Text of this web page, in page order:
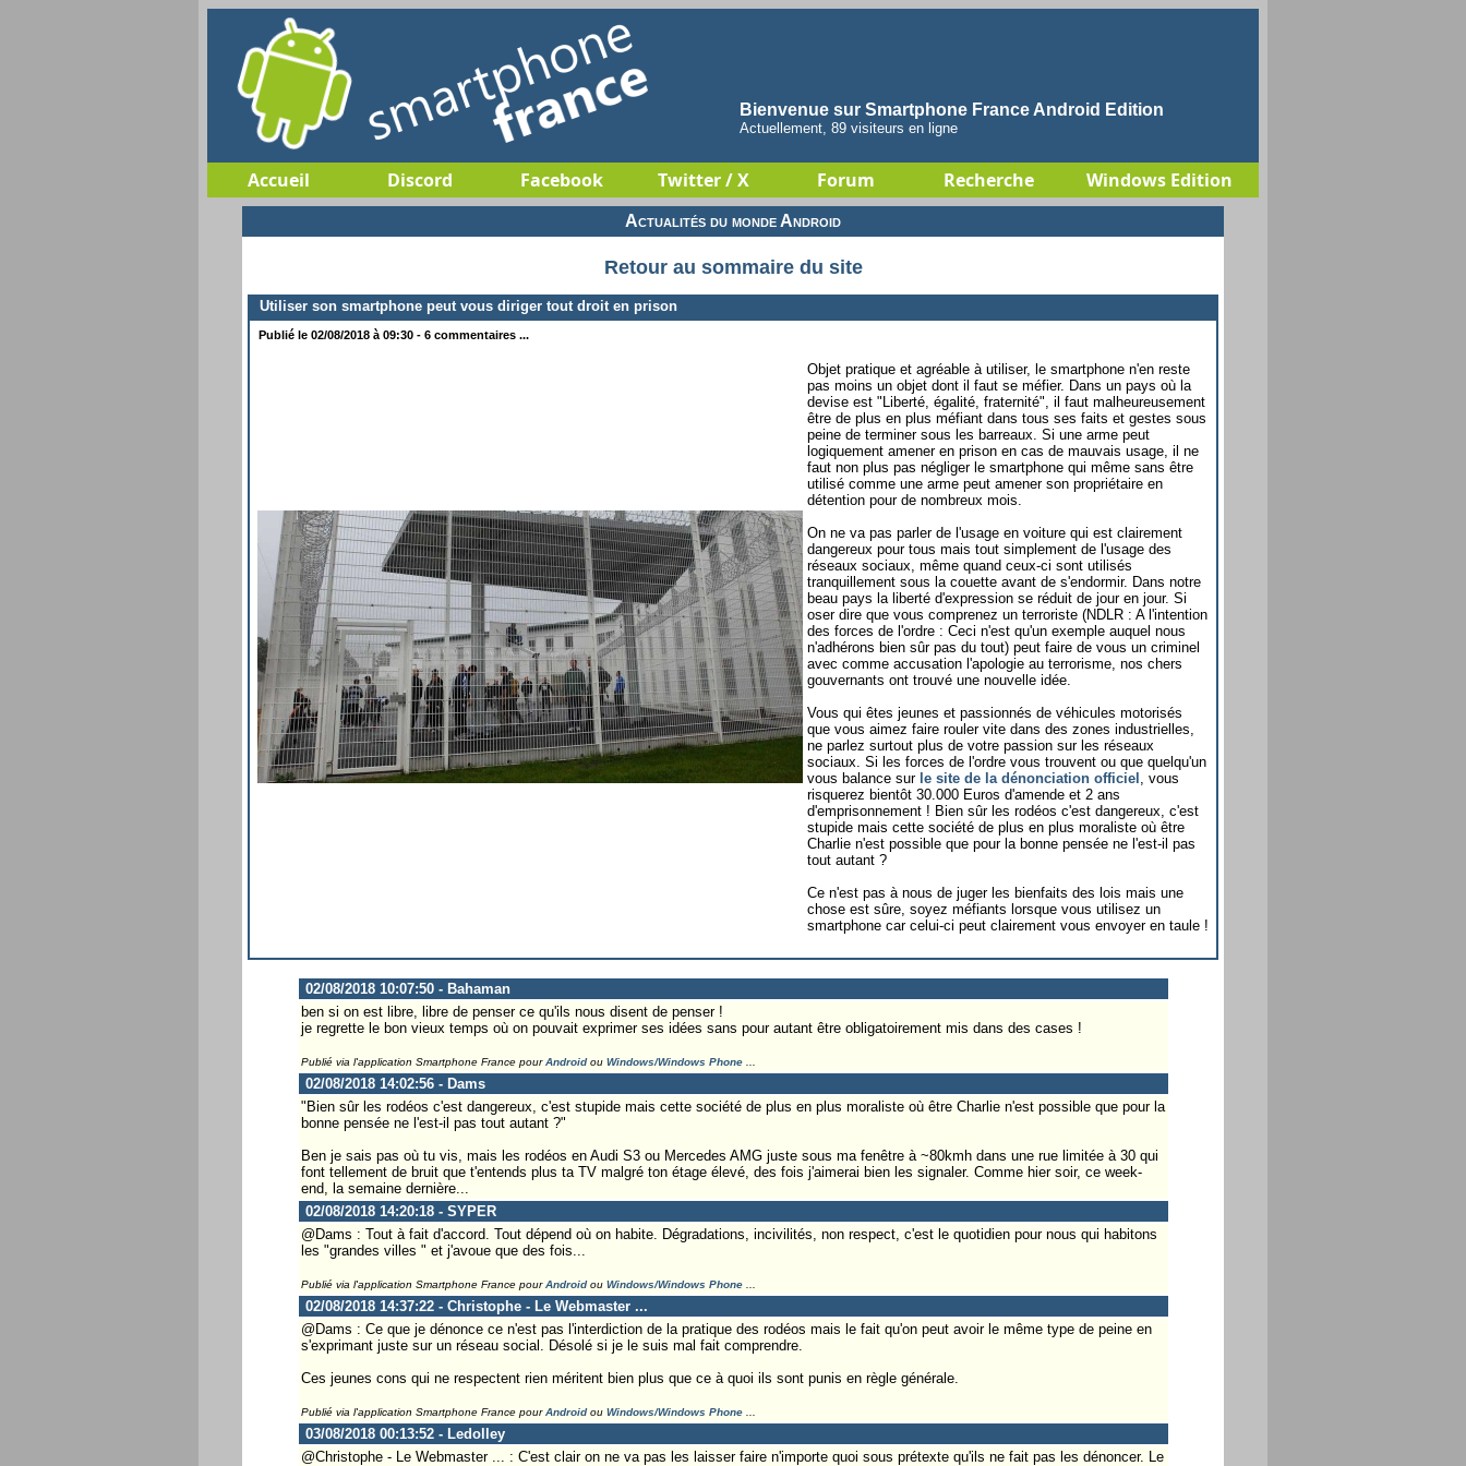
Bienvenue sur Smartphone France Android Edition
Actuellement, 89 visiteurs en ligne
Accueil Discord Facebook Twitter / X Forum Recherche Windows Edition
Actualités du monde Android
Retour au sommaire du site
Utiliser son smartphone peut vous diriger tout droit en prison
Publié le 02/08/2018 à 09:30 - 6 commentaires ...
Objet pratique et agréable à utiliser, le smartphone n'en reste
pas moins un objet dont il faut se méfier. Dans un pays où la
devise est "Liberté, égalité, fraternité", il faut malheureusement
être de plus en plus méfiant dans tous ses faits et gestes sous
peine de terminer sous les barreaux. Si une arme peut
logiquement amener en prison en cas de mauvais usage, il ne
faut non plus pas négliger le smartphone qui même sans être
utilisé comme une arme peut amener son propriétaire en
détention pour de nombreux mois.
On ne va pas parler de l'usage en voiture qui est clairement
dangereux pour tous mais tout simplement de l'usage des
réseaux sociaux, même quand ceux-ci sont utilisés
tranquillement sous la couette avant de s'endormir. Dans notre
beau pays la liberté d'expression se réduit de jour en jour. Si
oser dire que vous comprenez un terroriste (NDLR : A l'intention
des forces de l'ordre : Ceci n'est qu'un exemple auquel nous
n'adhérons bien sûr pas du tout) peut faire de vous un criminel
avec comme accusation l'apologie au terrorisme, nos chers
gouvernants ont trouvé une nouvelle idée.
Vous qui êtes jeunes et passionnés de véhicules motorisés
que vous aimez faire rouler vite dans des zones industrielles,
ne parlez surtout plus de votre passion sur les réseaux
sociaux. Si les forces de l'ordre vous trouvent ou que quelqu'un
vous balance sur le site de la dénonciation officiel , vous
risquerez bientôt 30.000 Euros d'amende et 2 ans
d'emprisonnement ! Bien sûr les rodéos c'est dangereux, c'est
stupide mais cette société de plus en plus moraliste où être
Charlie n'est possible que pour la bonne pensée ne l'est-il pas
tout autant ?
Ce n'est pas à nous de juger les bienfaits des lois mais une
chose est sûre, soyez méfiants lorsque vous utilisez un
smartphone car celui-ci peut clairement vous envoyer en taule !
02/08/2018 10:07:50 - Bahaman
ben si on est libre, libre de penser ce qu'ils nous disent de penser !
je regrette le bon vieux temps où on pouvait exprimer ses idées sans pour autant être obligatoirement mis dans des cases !
Publié via l'application Smartphone France pourAndroidou Windows/Windows Phone...
02/08/2018 14:02:56 - Dams
"Bien sûr les rodéos c'est dangereux, c'est stupide mais cette société de plus en plus moraliste où être Charlie n'est possible que pour la
bonne pensée ne l'est-il pas tout autant ?"
Ben je sais pas où tu vis, mais les rodéos en Audi S3 ou Mercedes AMG juste sous ma fenêtre à ~80kmh dans une rue limitée à 30 qui
font tellement de bruit que t'entends plus ta TV malgré ton étage élevé, des fois j'aimerai bien les signaler. Comme hier soir, ce week-
end, la semaine dernière...
02/08/2018 14:20:18 - SYPER
@Dams : Tout à fait d'accord. Tout dépend où on habite. Dégradations, incivilités, non respect, c'est le quotidien pour nous qui habitons
les "grandes villes " et j'avoue que des fois...
Publié via l'application Smartphone France pourAndroidou Windows/Windows Phone...
02/08/2018 14:37:22 - Christophe - Le Webmaster ...
@Dams : Ce que je dénonce ce n'est pas l'interdiction de la pratique des rodéos mais le fait qu'on peut avoir le même type de peine en
s'exprimant juste sur un réseau social. Désolé si je le suis mal fait comprendre.
Ces jeunes cons qui ne respectent rien méritent bien plus que ce à quoi ils sont punis en règle générale.
Publié via l'application Smartphone France pourAndroidou Windows/Windows Phone...
03/08/2018 00:13:52 - Ledolley
@Christophe - Le Webmaster ... : C'est clair on ne va pas les laisser faire n'importe quoi sous prétexte qu'ils ne fait pas les dénoncer. Le